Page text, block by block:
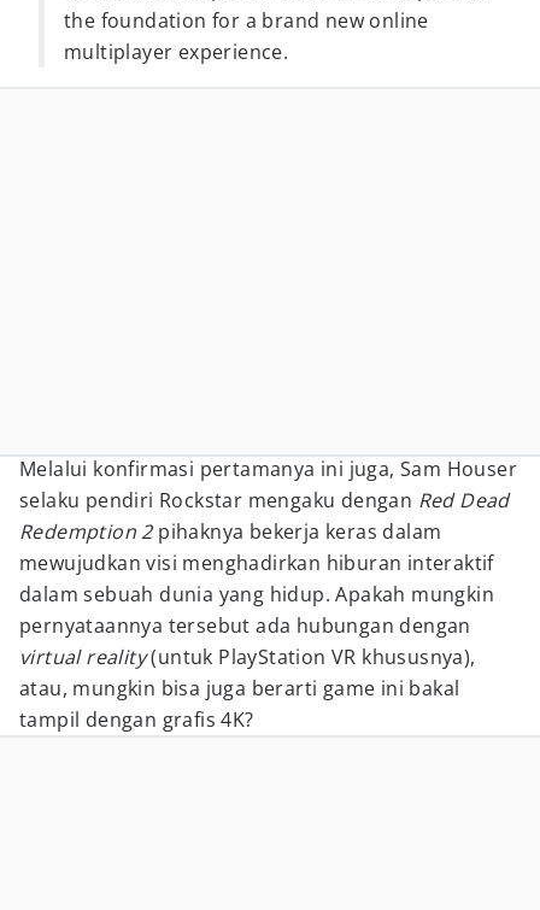
the foundation for a brand new online
multiplayer experience.
Melalui konfirmasi pertamanya ini juga, Sam Houser
selaku pendiri Rockstar mengaku dengan Red Dead
Redemption 2 pihaknya bekerja keras dalam
mewujudkan visi menghadirkan hiburan interaktif
dalam sebuah dunia yang hidup. Apakah mungkin
pernyataannya tersebut ada hubungan dengan
virtual reality(untuk PlayStation VR khususnya),
atau, mungkin bisa juga berarti game ini bakal
tampil dengan grafis 4K?